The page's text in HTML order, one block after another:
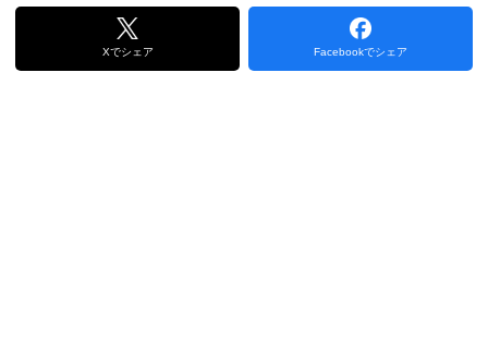
Xでシェア Facebookでシェア